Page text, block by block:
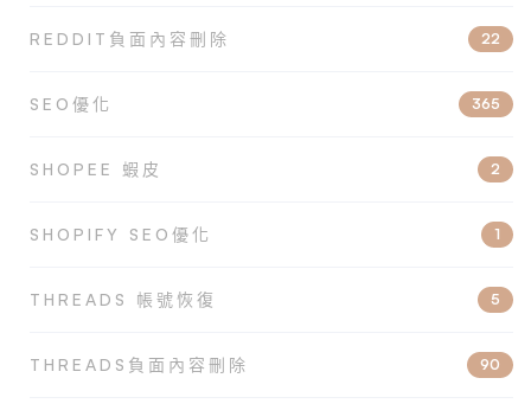
REDDIT負面內容刪除 22
SEO優化 365
SHOPEE 蝦皮 2
SHOPIFY SEO優化 1
THREADS 帳號恢復 5
THREADS負面內容刪除 90